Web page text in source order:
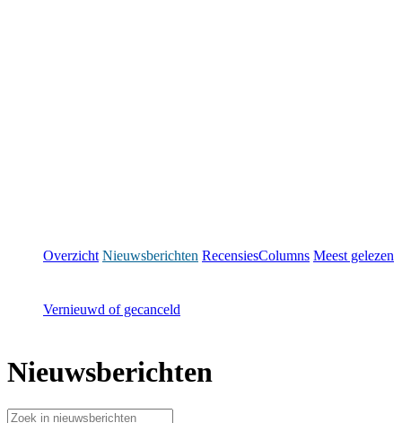
Overzicht Nieuwsberichten RecensiesColumns Meest gelezen
Vernieuwd of gecanceld
Nieuwsberichten